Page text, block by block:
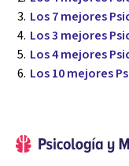
Los 7 mejores
Los 3 mejores
Los 4 mejores
Los 10 mejores